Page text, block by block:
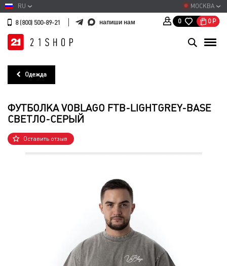
МОСКВА
RU
8 (800) 500-89-21 напиши нам 0 0 Р
Одежда
ФУТБОЛКА VOBLAGO FTB-LIGHTGREY-BASE
СВЕТЛО-СЕРЫЙ
Оставить отзыв